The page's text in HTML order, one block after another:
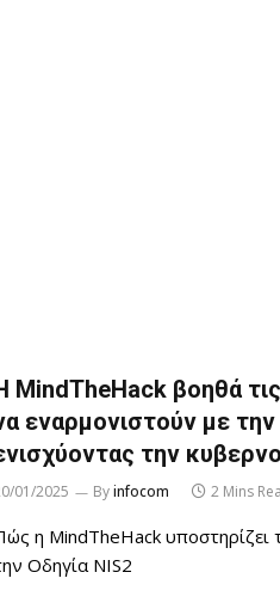
MindTheHack βοηθά τις
εναρμονιστούν με την
την
01/2025 Byinfocom 2 Mins
η MindTheHack υποστηρίζει
Οδηγία NIS2